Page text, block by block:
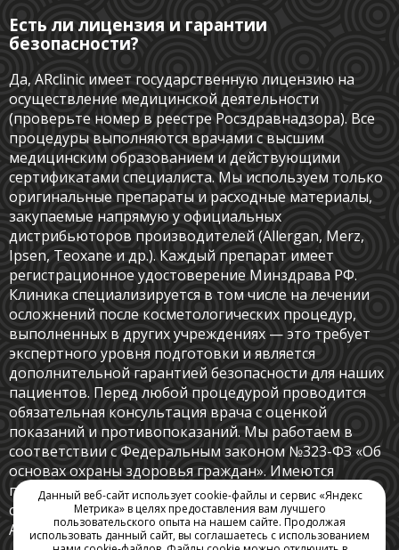
Есть ли лицензия и гарантии
безопасности?
Да, ARclinic имеет государственную лицензию на
осуществление медицинской деятельности
(проверьте номер в реестре Росздравнадзора). Все
процедуры выполняются врачами с высшим
медицинским образованием и действующими
сертификатами специалиста. Мы используем только
оригинальные препараты и расходные материалы,
закупаемые напрямую у официальных
дистрибьюторов производителей (Allergan, Merz,
Ipsen, Teoxane и др.). Каждый препарат имеет
регистрационное удостоверение Минздрава РФ.
Клиника специализируется в том числе на лечении
осложнений после косметологических процедур,
выполненных в других учреждениях — это требует
экспертного уровня подготовки и является
дополнительной гарантией безопасности для наших
пациентов. Перед любой процедурой проводится
обязательная консультация врача с оценкой
показаний и противопоказаний. Мы работаем в
соответствии с Федеральным законом №323-ФЗ «Об
основах охраны здоровья граждан». Имеются
противопоказания, необходима консультация
специалиста. — Анна Резник, к.м.н., главный врач
ARclinic.
Данный веб-сайт использует cookie-файлы и сервис «Яндекс
Метрика» в целях предоставления вам лучшего
пользовательского опыта на нашем сайте. Продолжая
использовать данный сайт, вы соглашаетесь с использованием